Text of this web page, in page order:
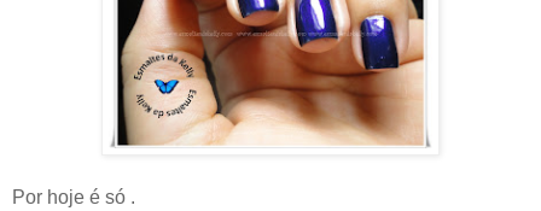
Por hoje é só .